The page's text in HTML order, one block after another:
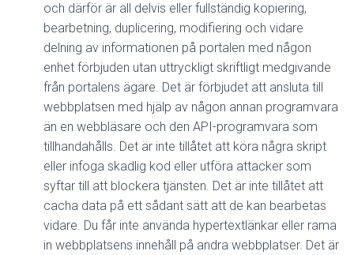
och därför är all delvis eller fullständig kopiering,
bearbetning, duplicering, modifiering och vidare
delning av informationen på portalen med någon
enhet förbjuden utan uttryckligt skriftligt medgivande
från portalens ägare. Det är förbjudet att ansluta till
webbplatsen med hjälp av någon annan programvara
än en webbläsare och den API-programvara som
tillhandahålls. Det är inte tillåtet att köra några skript
eller infoga skadlig kod eller utföra attacker som
syftar till att blockera tjänsten. Det är inte tillåtet att
cacha data på ett sådant sätt att de kan bearbetas
vidare. Du får inte använda hypertextlänkar eller rama
in webbplatsens innehåll på andra webbplatser. Det är